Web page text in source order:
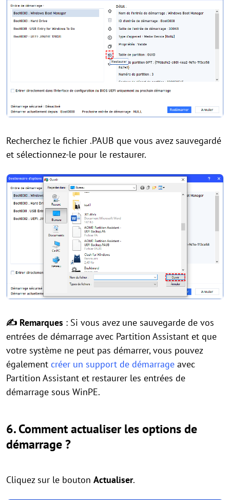
Recherchez le fichier .PAUB que vous avez sauvegardé
et sélectionnez-le pour le restaurer.
✍ Remarques : Si vous avez une sauvegarde de vos
entrées de démarrage avec Partition Assistant et que
votre système ne peut pas démarrer, vous pouvez
également créer un support de démarrage avec
Partition Assistant et restaurer les entrées de
démarrage sous WinPE.
6. Comment actualiser les options de
démarrage ?
Cliquez sur le bouton Actualiser.